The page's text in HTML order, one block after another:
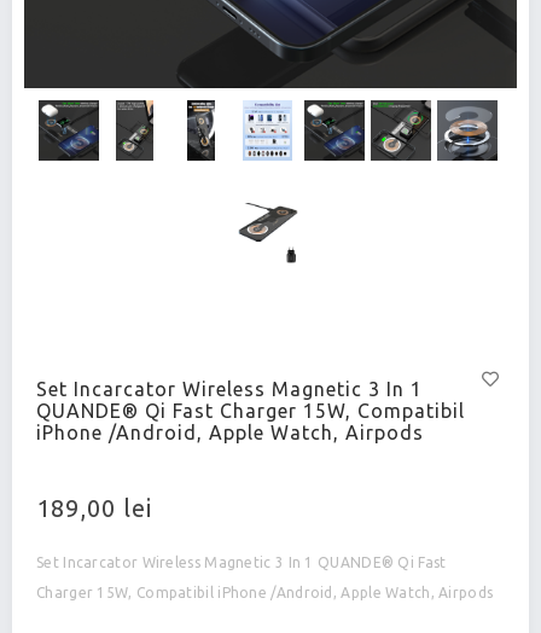
Set Incarcator Wireless Magnetic 3 In 1
QUANDE® Qi Fast Charger 15W, Compatibil
iPhone /Android, Apple Watch, Airpods
189,00 lei
Set Incarcator Wireless Magnetic 3 In 1 QUANDE® Qi Fast
Charger 15W, Compatibil iPhone /Android, Apple Watch, Airpods